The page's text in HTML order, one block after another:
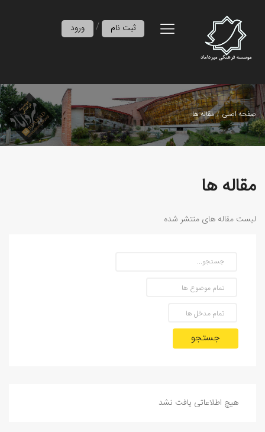
ورود / ثبت نام
صفحه اصلی مقاله ها
مقاله ها
لیست مقاله های منتشر شده
جستجو
هیچ اطلاعاتی یافت نشد